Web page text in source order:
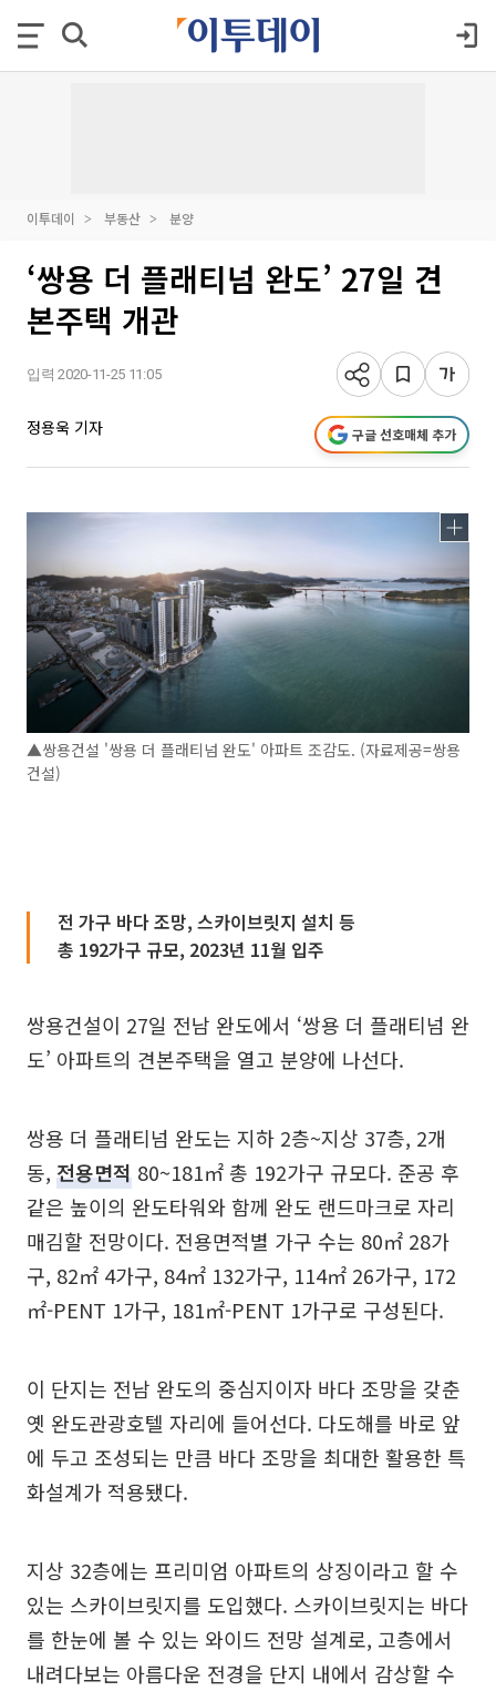
이투데이 부동산 분양
‘쌍용 더 플래티넘 완도’ 27일 견
본주택 개관
입력 2020-11-25 11:05
정용욱 기자 구글 선호매체 추가
▲쌍용건설 '쌍용 더 플래티넘 완도' 아파트 조감도. (자료제공=쌍용
건설)
전 가구 바다 조망, 스카이브릿지 설치 등
총 192가구 규모, 2023년 11월 입주
쌍용건설이 27일 전남 완도에서 ‘쌍용 더 플래티넘 완
도’ 아파트의 견본주택을 열고 분양에 나선다.
쌍용 더 플래티넘 완도는 지하 2층~지상 37층, 2개
동, 전용면적 80~181㎡ 총 192가구 규모다. 준공 후
같은 높이의 완도타워와 함께 완도 랜드마크로 자리
매김할 전망이다. 전용면적별 가구 수는 80㎡ 28가
구, 82㎡ 4가구, 84㎡ 132가구, 114㎡ 26가구, 172
㎡-PENT 1가구, 181㎡-PENT 1가구로 구성된다.
이 단지는 전남 완도의 중심지이자 바다 조망을 갖춘
옛 완도관광호텔 자리에 들어선다. 다도해를 바로 앞
에 두고 조성되는 만큼 바다 조망을 최대한 활용한 특
화설계가 적용됐다.
지상 32층에는 프리미엄 아파트의 상징이라고 할 수
있는 스카이브릿지를 도입했다. 스카이브릿지는 바다
를 한눈에 볼 수 있는 와이드 전망 설계로, 고층에서
내려다보는 아름다운 전경을 단지 내에서 감상할 수